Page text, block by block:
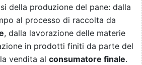
della produzione del pane: dalla
al processo di raccolta da
, dalla lavorazione delle materie
in prodotti finiti da parte del
vendita al consumatore finale.